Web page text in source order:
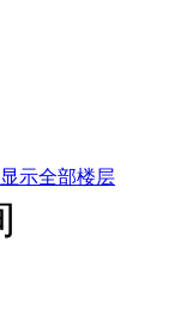
显示全部楼层